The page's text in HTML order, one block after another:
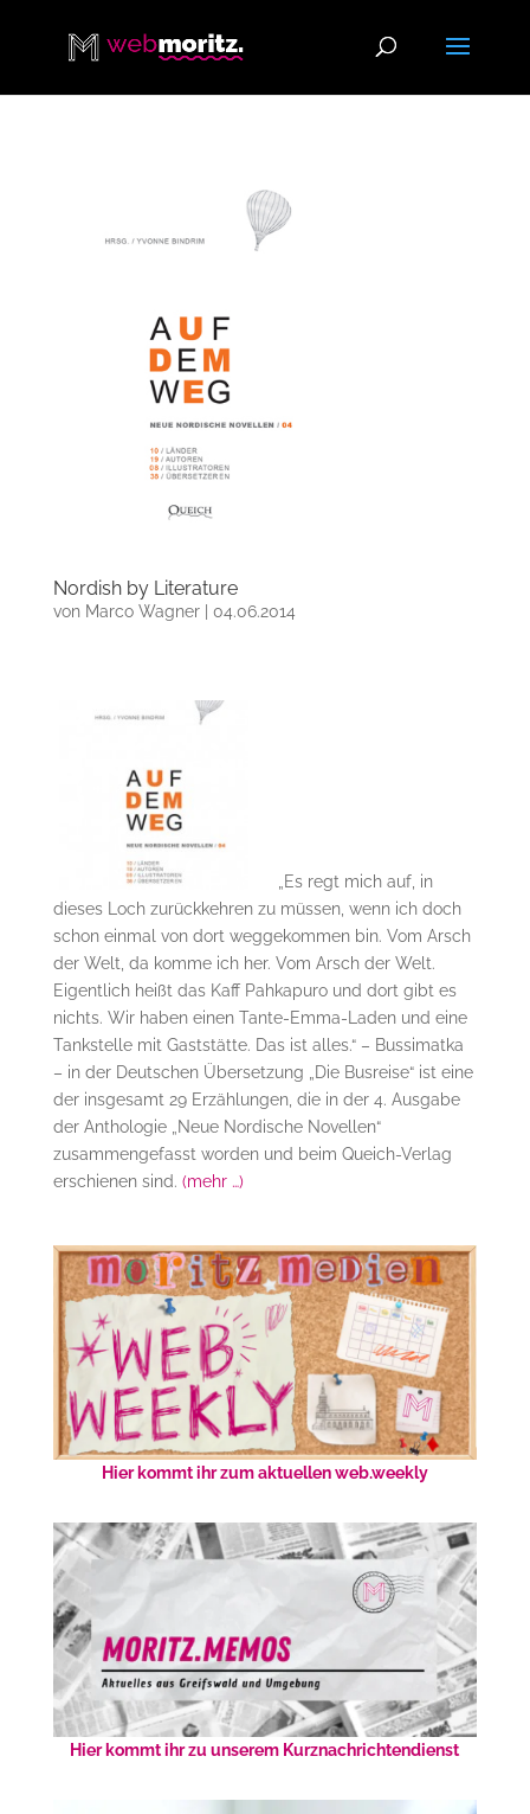
Nordish by Literature
von Marco Wagner| 04.06.2014
„Es regt mich auf, in
dieses Loch zurückkehren zu müssen, wenn ich doch
schon einmal von dort weggekommen bin. Vom Arsch
der Welt, da komme ich her. Vom Arsch der Welt.
Eigentlich heißt das Kaff Pahkapuro und dort gibt es
nichts. Wir haben einen Tante-Emma-Laden und eine
Tankstelle mit Gaststätte. Das ist alles.“ – Bussimatka
– in der Deutschen Übersetzung „Die Busreise“ ist eine
der insgesamt 29 Erzählungen, die in der 4. Ausgabe
der Anthologie „Neue Nordische Novellen“
zusammengefasst worden und beim Queich-Verlag
erschienen sind. (mehr …)
Hier kommt ihr zum aktuellen web.weekly
Hier kommt ihr zu unserem Kurznachrichtendienst